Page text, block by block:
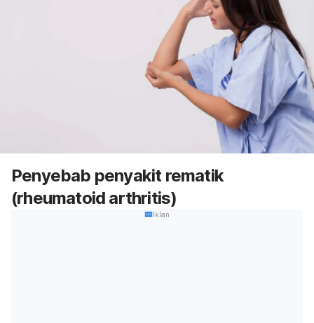
Penyebab penyakit rematik
(rheumatoid arthritis)
Iklan